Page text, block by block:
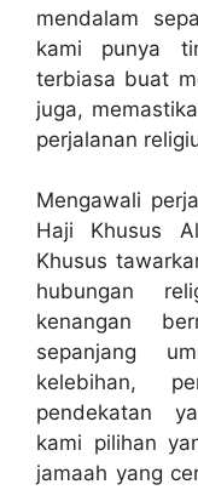
mendalam
kami punya
terbiasa buat
juga,
perjalanan
Mengawali
Haji Khusus
Khusus
hubungan
kenangan
sepanjang
kelebihan,
pendekatan
kami pilihan
jamaah yang